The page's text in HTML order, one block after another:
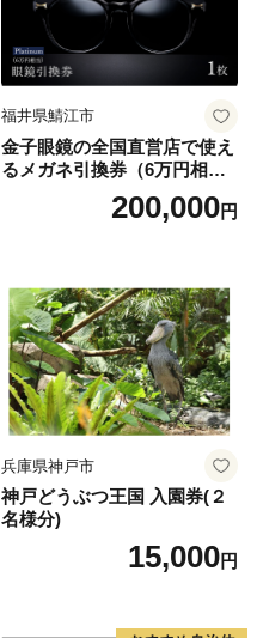
福井県鯖江市
金子眼鏡の全国直営店で使え
るメガネ引換券（6万円相
当） Platinum200,000円
兵庫県神戸市
神戸どうぶつ王国 入園券(２
名様分)
15,000円